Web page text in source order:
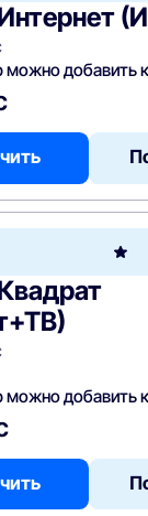
можно добавить
можно добавить